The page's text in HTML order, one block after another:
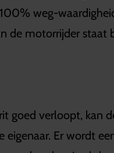
weg-
de motorrijder staat
goed verloopt, kan
eigenaar. Er wordt